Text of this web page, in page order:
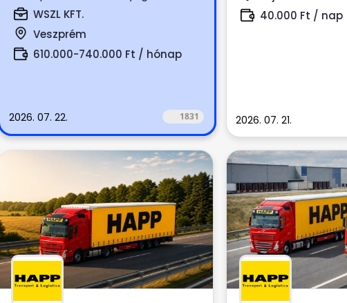
Magyarországi boltok terítése
(száraz,...
WSZL KFT.
Veszprém
610.000-740.000 Ft / hónap
2026. 07. 22. 1831
40.000 Ft / nap
2026. 07. 21.